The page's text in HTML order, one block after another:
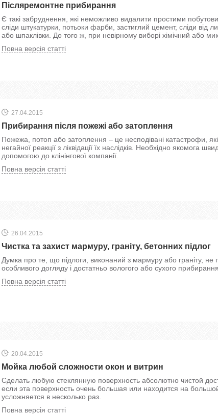
Післяремонтне прибирання
Є такі забруднення, які неможливо видалити простими
сліди штукатурки, потьоки фарби, застиглий цемент, сліди від
або шпаклівки. До того ж, при невірному виборі хімічний або
Повна версія статті
27.04.2015
Прибирання після пожежі або затоплення
Пожежа, потоп або затоплення – це несподівані катастрофи,
негайної реакції з ліквідації їх наслідків. Необхідно якомога
допомогою до клінінгової компанії.
Повна версія статті
26.04.2015
Чистка та захист мармуру, граніту, бетонних підлог
Думка про те, що підлоги, виконаний з мармуру або граніту, не
особливого догляду і достатньо вологого або сухого
Повна версія статті
20.04.2015
Мойка любой сложности окон и витрин
Сделать любую стеклянную поверхность абсолютно чистой
если эта поверхность очень большая или находится на
усложняется в несколько раз.
Повна версія статті